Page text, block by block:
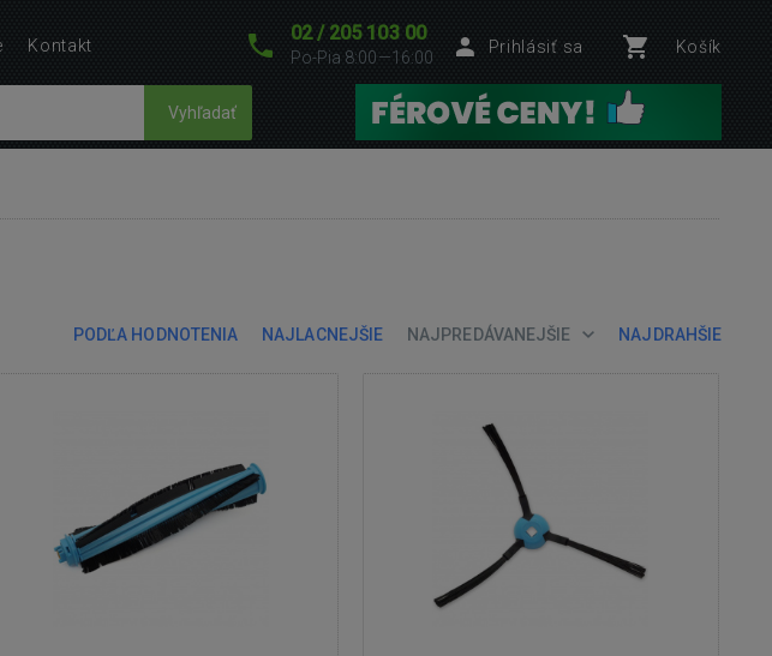
02 / 205 103 00
Po-Pia 8:00—16:00
Prihlásiť sa Košík
Vyhľadať
PODĽA HODNOTENIA NAJLACNEJŠIE NAJPREDÁVANEJŠIE NAJDRAHŠIE
Kontakt